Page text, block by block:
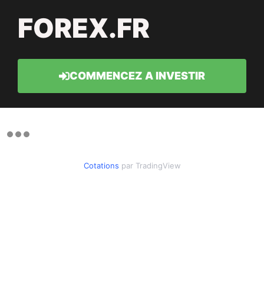
FOREX.FR
COMMENCEZ A INVESTIR
Cotations par TradingView